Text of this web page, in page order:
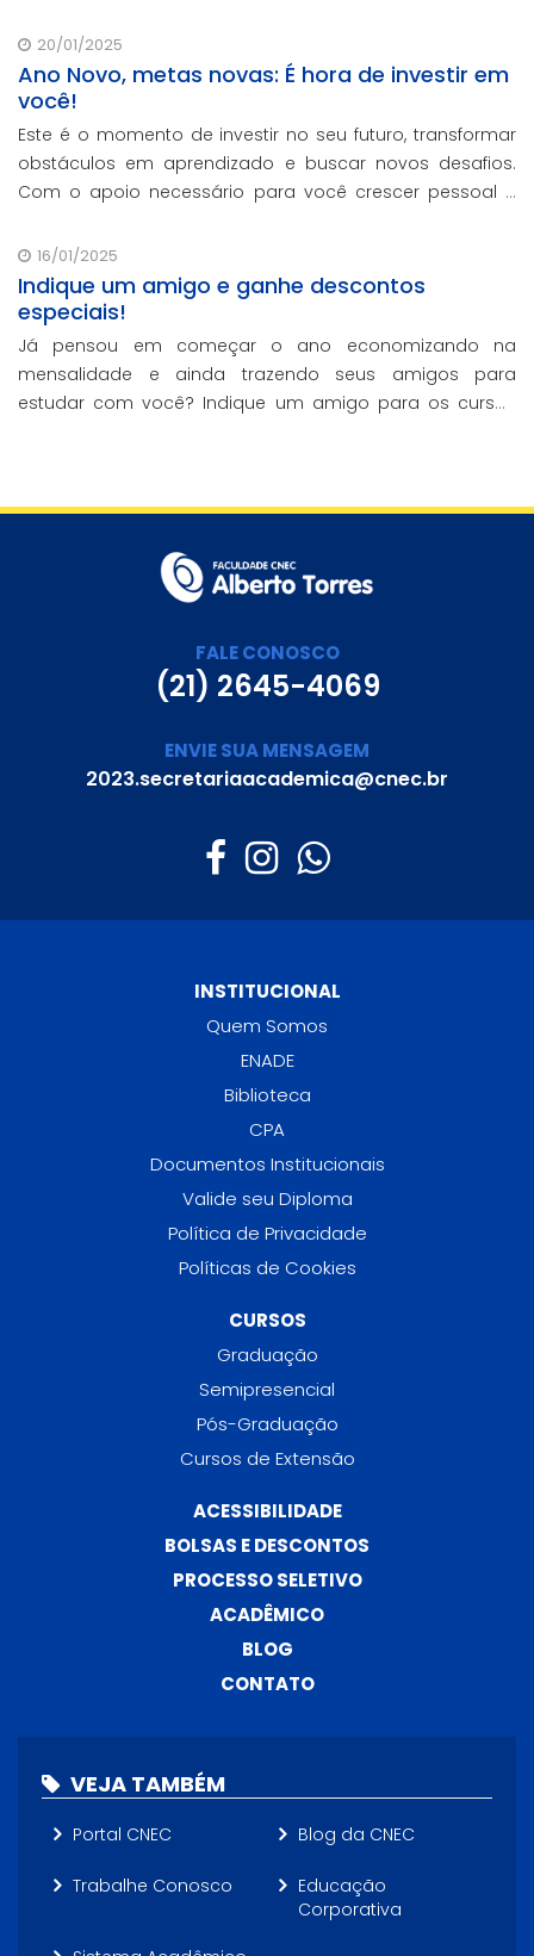
20/01/2025
Ano Novo, metas novas: É hora de investir em
você!
Este é o momento de investir no seu futuro, transformar
obstáculos em aprendizado e buscar novos desafios.
Com o apoio necessário para você crescer pessoal e
transformar metas em conquistas reais.
16/01/2025
Indique um amigo e ganhe descontos
especiais!
Já pensou em começar o ano economizando na
mensalidade e ainda trazendo seus amigos para
estudar com você? Indique um amigo para os cursos
FALE CONOSCO
(21) 2645-4069
ENVIE SUA MENSAGEM
2023.secretariaacademica@cnec.br
INSTITUCIONAL
Quem Somos
ENADE
Biblioteca
CPA
Documentos Institucionais
Valide seu Diploma
Política de Privacidade
Políticas de Cookies
CURSOS
Graduação
Semipresencial
Pós-Graduação
Cursos de Extensão
ACESSIBILIDADE
BOLSAS E DESCONTOS
PROCESSO SELETIVO
ACADÊMICO
BLOG
CONTATO
VEJA TAMBÉM
Portal CNEC Blog da CNEC
Trabalhe Conosco
Educação
Corporativa